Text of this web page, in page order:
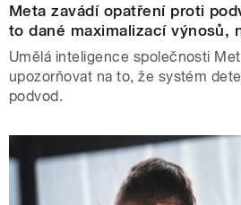
Meta zavádí opatření proti
to dané maximalizací výnosů,
Umělá inteligence společnosti
upozorňovat na to, že systém
podvod.